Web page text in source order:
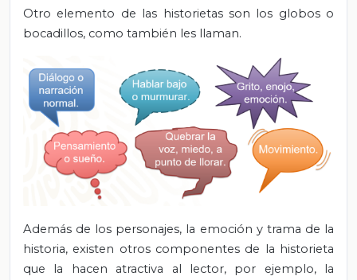
Otro elemento de las historietas son los globos o
bocadillos, como también les llaman.
Además de los personajes, la emoción y trama de la
historia, existen otros componentes de la historieta
que la hacen atractiva al lector, por ejemplo, la